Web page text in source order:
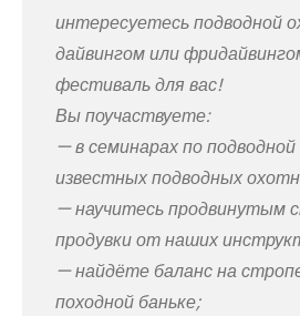
интересуетесь подводной
дайвингом или
фестиваль для вас!
Вы поучаствуете:
— в семинарах по
известных подводных
— научитесь продвинутым
продувки от наших
— найдёте баланс на
походной баньке;